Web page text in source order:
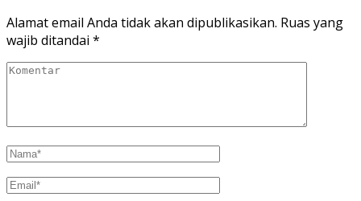
Alamat email Anda tidak akan dipublikasikan. Ruas yang
wajib ditandai *